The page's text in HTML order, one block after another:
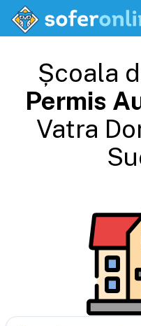
Școala
Permis
Vatra